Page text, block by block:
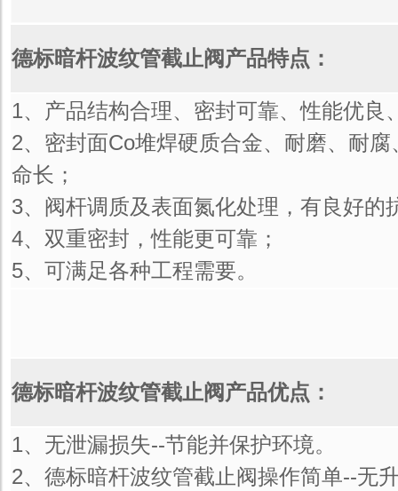
德标暗杆波纹管截止阀产品特点：
1、产品结构合理、密封可靠、性能优良
2、密封面Co堆焊硬质合金、耐磨、耐
命长；
3、阀杆调质及表面氮化处理，有良好的
4、双重密封，性能更可靠；
5、可满足各种工程需要。
德标暗杆波纹管截止阀产品优点：
1、无泄漏损失--节能并保护环境。
2、德标暗杆波纹管截止阀操作简单--无